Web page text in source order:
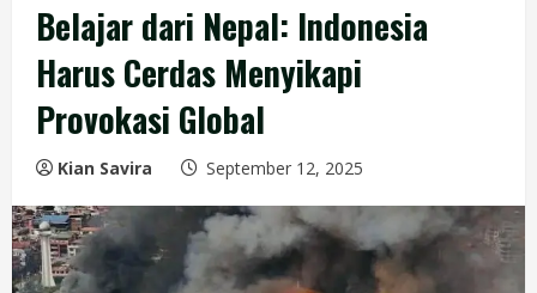
Belajar dari Nepal: Indonesia
Harus Cerdas Menyikapi
Provokasi Global
Kian Savira September 12, 2025